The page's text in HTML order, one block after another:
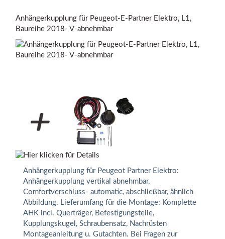
Anhängerkupplung für Peugeot-E-Partner Elektro, L1,
Baureihe 2018- V-abnehmbar
Anhängerkupplung für Peugeot Partner Elektro:
Anhängerkupplung vertikal abnehmbar,
Comfortverschluss- automatic, abschließbar, ähnlich
Abbildung. Lieferumfang für die Montage: Komplette
AHK incl. Querträger, Befestigungsteile,
Kupplungskugel, Schraubensatz, Nachrüsten
Montageanleitung u. Gutachten. Bei Fragen zur